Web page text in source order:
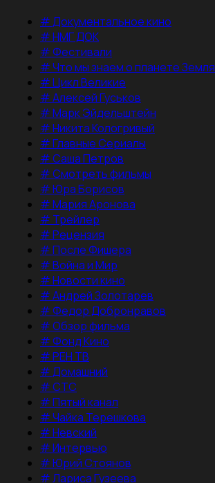
#Документальное кино
#НМГ ДОК
#Фестивали
#Что мы знаем о планете Земля
#Цикл Великие
#Алексей Гуськов
#Марк Эйдельштейн
#Никита Кологривый
#Главные Сериалы
#Саша Петров
#Смотреть фильмы
#Юра Борисов
#Мария Аронова
# Трейлер
#Рецензия
#После Фишера
#Война и Мир
#Новости кино
#Андрей Золотарев
#Федор Добронравов
#Обзор фильма
#Фонд Кино
#РЕН ТВ
#Домашний
#СТС
#Пятый канал
#Чайка Терешкова
#Невский
#Интервью
#Юрий Стоянов
#Лариса Гузеева